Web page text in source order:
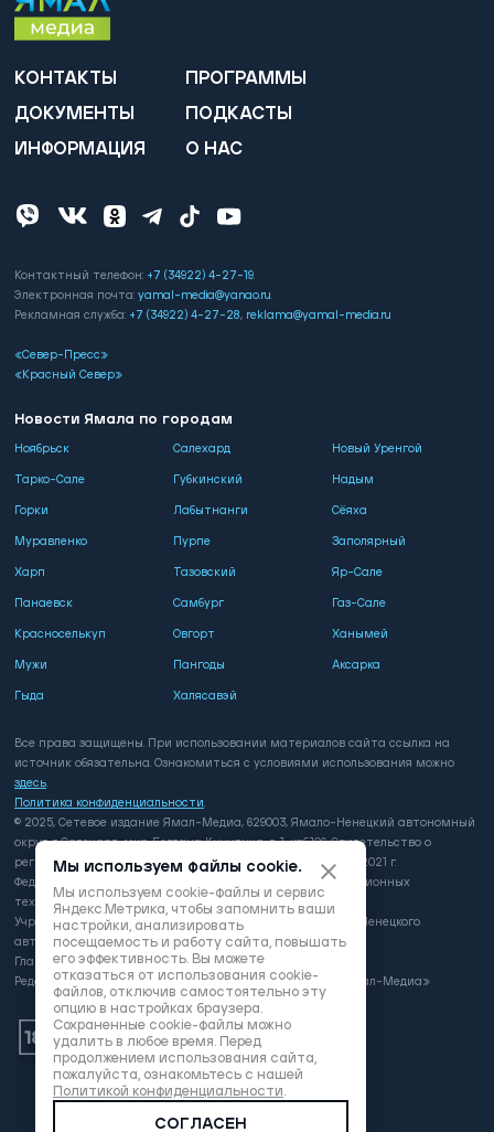
КОНТАКТЫ
ДОКУМЕНТЫ
ИНФОРМАЦИЯ
ПРОГРАММЫ
ПОДКАСТЫ
О НАС
Контактный телефон: +7 (34922) 4-27-19.
Электронная почта: yamal-media@yanao.ru.
Рекламная служба: +7 (34922) 4-27-28, reklama@yamal-media.ru
«Север-Пресс»
«Красный Север»
Новости Ямала по городам
Ноябрьск Салехард Новый Уренгой
Тарко-Сале Губкинский Надым
Горки Лабытнанги Сёяха
Муравленко Пурпе Заполярный
Харп Тазовский Яр-Сале
Панаевск Самбург Газ-Сале
Красноселькуп Овгорт Ханымей
Мужи Пангоды Аксарка
Гыда Халясавэй
Все права защищены. При использовании материалов сайта ссылка на
источник обязательна. Ознакомиться с условиями использования можно
здесь.
Политика конфиденциальности.
© 2025, Сетевое издание Ямал-Медиа, 629003, Ямало-Ненецкий автономный
округ, г. Салехард, мкр. Богдана Кнунянца, д. 1, каб.106. Свидетельство о
регистрации: серия ЭЛ № ФС 77 - 81649 выдано 3 августа 2021 г.
Федеральной службой по надзору в сфере связи, информационных
технологий и массовых коммуникаций
Учредитель: Департамент внутренней политики Ямало-Ненецкого
автономного округа
Главный редактор: А.Л. Поздеев
Редакция: автономная некоммерческая организация «Ямал-Медиа»
Мы используем файлы cookie.
Мы используем cookie-файлы и сервис
Яндекс.Метрика, чтобы запомнить ваши
настройки, анализировать
посещаемость и работу сайта, повышать
его эффективность. Вы можете
отказаться от использования cookie-
файлов, отключив самостоятельно эту
опцию в настройках браузера.
Сохраненные cookie-файлы можно
удалить в любое время. Перед
продолжением использования сайта,
пожалуйста, ознакомьтесь с нашей
Политикой конфиденциальности.
СОГЛАСЕН